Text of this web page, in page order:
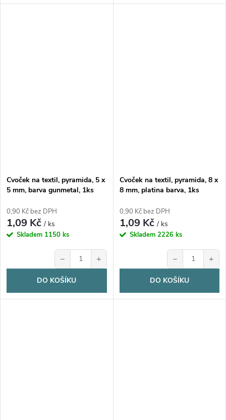
Cvoček na textil, pyramida, 5 x
5 mm, barva gunmetal, 1ks
0,90 Kč bez DPH
1,09 Kč/ ks
Skladem 1150 ks
− +
DO KOŠÍKU
Cvoček na textil, pyramida, 8 x
8 mm, platina barva, 1ks
0,90 Kč bez DPH
1,09 Kč/ ks
Skladem 2226 ks
− +
DO KOŠÍKU